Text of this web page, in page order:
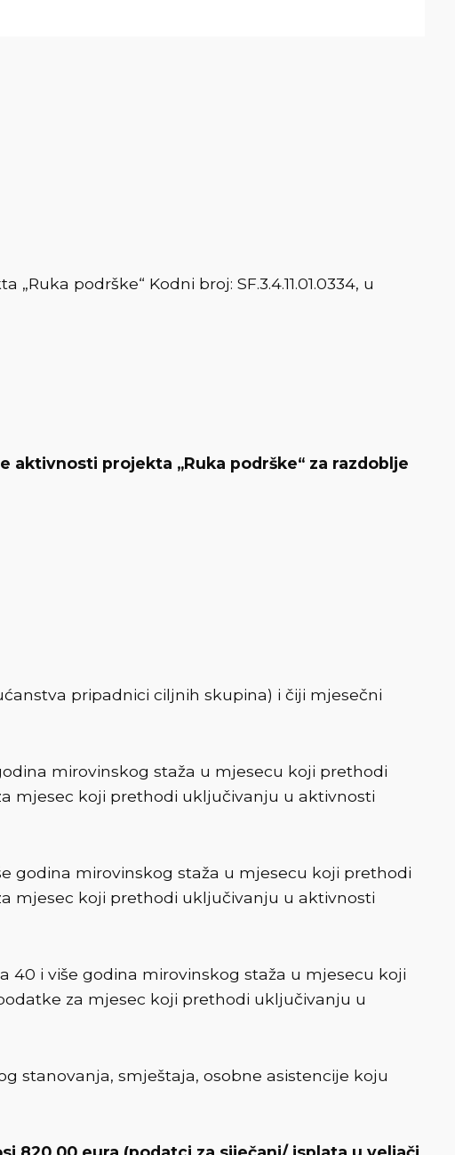
podrške“ Kodni broj: SF.3.4.11.01.0334, u
projekta „Ruka podrške“ za razdoblje
pripadnici ciljnih skupina) i čiji mjesečni
mirovinskog staža u mjesecu koji prethodi
mjesec koji prethodi uključivanju u aktivnosti
godina mirovinskog staža u mjesecu koji prethodi
mjesec koji prethodi uključivanju u aktivnosti
40 i više godina mirovinskog staža u mjesecu koji
za mjesec koji prethodi uključivanju u
stanovanja, smještaja, osobne asistencije koju